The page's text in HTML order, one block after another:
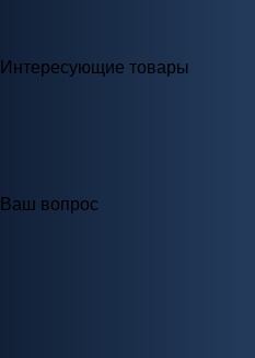
Интересующие товары
Ваш вопрос